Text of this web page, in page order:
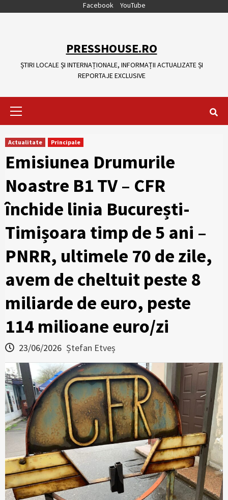
Facebook YouTube
PRESSHOUSE.RO
ȘTIRI LOCALE ȘI INTERNAȚIONALE, INFORMAȚII ACTUALIZATE ȘI
REPORTAJE EXCLUSIVE
Actualitate Principale
Emisiunea Drumurile
Noastre B1 TV – CFR
închide linia București-
Timișoara timp de 5 ani –
PNRR, ultimele 70 de zile,
avem de cheltuit peste 8
miliarde de euro, peste
114 milioane euro/zi
23/06/2026 Ștefan Etveș